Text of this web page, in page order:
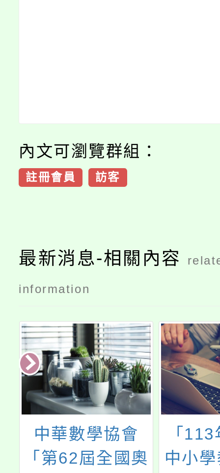
內文可瀏覽群組：
註冊會員 訪客
最新消息-相關內容
information
中華數學協會
「第62屆全國奧
「
中小